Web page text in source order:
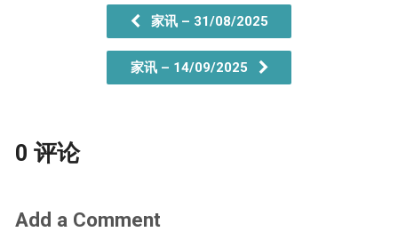
家讯 – 31/08/2025
家讯 – 14/09/2025
0 评论
Add a Comment